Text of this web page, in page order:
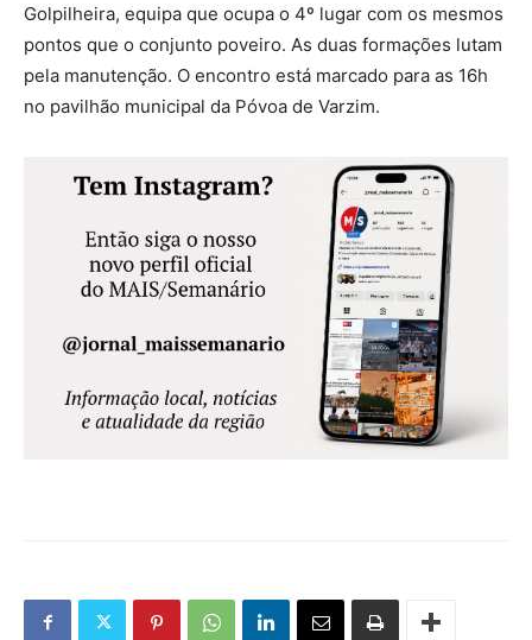
Golpilheira, equipa que ocupa o 4º lugar com os mesmos
pontos que o conjunto poveiro. As duas formações lutam
pela manutenção. O encontro está marcado para as 16h
no pavilhão municipal da Póvoa de Varzim.